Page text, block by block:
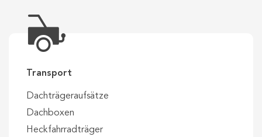
Transport
Dachträgeraufsätze
Dachboxen
Heckfahrradträger